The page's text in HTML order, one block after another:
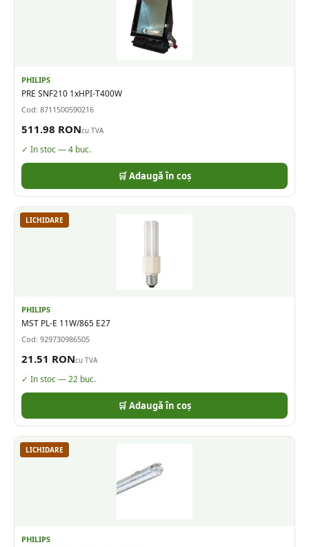
PHILIPS
PRE SNF210 1xHPI-T400W
Cod: 8711500590216
511.98 RONcu TVA
✓ In stoc —4 buc.
🛒 Adaugă în coș
LICHIDARE
PHILIPS
MST PL-E 11W/865 E27
Cod: 929730986505
21.51 RONcu TVA
✓ In stoc —22 buc.
🛒 Adaugă în coș
LICHIDARE
PHILIPS